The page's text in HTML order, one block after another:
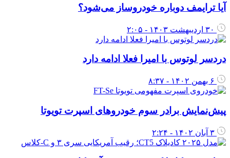
ترایمف دوباره خودروساز می‌شود؟
۳۰ اردیبهشت ۱۴۰۳ - ۲:۰۵
لوتوس با امیرا فعلا ادامه دارد
۶ بهمن ۱۴۰۲ - ۸:۳۷
برادر سوم خودروهای اسپرت تویوتا
۳ آبان ۱۴۰۲ - ۲:۲۴